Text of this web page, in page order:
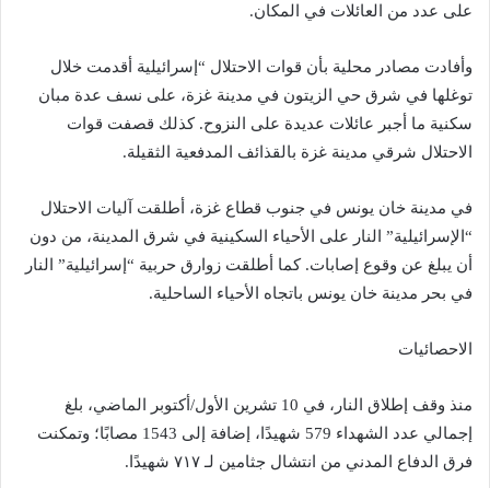
على عدد من العائلات في المكان.
وأفادت مصادر محلية بأن قوات الاحتلال “إسرائيلية أقدمت خلال
توغلها في شرق حي الزيتون في مدينة غزة، على نسف عدة مبان
سكنية ما أجبر عائلات عديدة على النزوح. كذلك قصفت قوات
الاحتلال شرقي مدينة غزة بالقذائف المدفعية الثقيلة.
في مدينة خان يونس في جنوب قطاع غزة، أطلقت آليات الاحتلال
“الإسرائيلية” النار على الأحياء السكينية في شرق المدينة، من دون
أن يبلغ عن وقوع إصابات. كما أطلقت زوارق حربية “إسرائيلية” النار
في بحر مدينة خان يونس باتجاه الأحياء الساحلية.
الاحصائيات
منذ وقف إطلاق النار، في 10 تشرين الأول/أكتوبر الماضي، بلغ
إجمالي عدد الشهداء 579 شهيدًا، إضافة إلى 1543 مصابًا؛ وتمكنت
فرق الدفاع المدني من انتشال جثامين لـ ٧١٧ شهيدًا.